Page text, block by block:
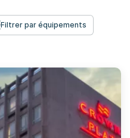
Filtrer par équipements